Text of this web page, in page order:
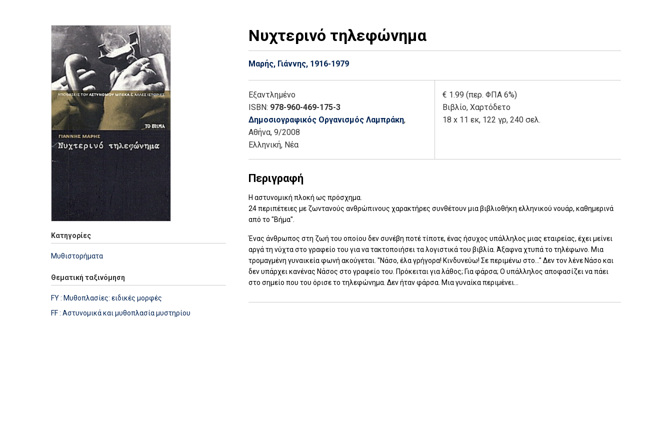
Κατηγορίες
Μυθιστορήματα
Θεματική ταξινόμηση
FY : Μυθοπλασίες: ειδικές μορφές
FF : Αστυνομικά και μυθοπλασία μυστηρίου
Νυχτερινό τηλεφώνημα
Μαρής, Γιάννης, 1916-1979
Εξαντλημένο
ISBN: 978-960-469-175-3
Δημοσιογραφικός Οργανισμός Λαμπράκη,
Αθήνα, 9/2008
Ελληνική, Νέα
€ 1.99 (περ. ΦΠΑ 6%)
Βιβλίο, Χαρτόδετο
18 x 11 εκ, 122 γρ, 240 σελ.
Περιγραφή
Η αστυνομική πλοκή ως πρόσχημα.
24 περιπέτειες με ζωντανούς ανθρώπινους χαρακτήρες συνθέτουν μια βιβλιοθήκη ελληνικού νουάρ, καθημερινά
από το "Βήμα".
Ένας άνθρωπος στη ζωή του οποίου δεν συνέβη ποτέ τίποτε, ένας ήσυχος υπάλληλος μιας εταιρείας, έχει μείνει
αργά τη νύχτα στο γραφείο του για να τακτοποιήσει τα λογιστικά του βιβλία. Άξαφνα χτυπά το τηλέφωνο. Μια
τρομαγμένη γυναικεία φωνή ακούγεται. "Νάσο, έλα γρήγορα! Κινδυνεύω! Σε περιμένω στο..." Δεν τον λένε Νάσο και
δεν υπάρχει κανένας Νάσος στο γραφείο του. Πρόκειται για λάθος; Για φάρσα; Ο υπάλληλος αποφασίζει να πάει
στο σημείο που του όρισε το τηλεφώνημα. Δεν ήταν φάρσα. Μια γυναίκα περιμένει...